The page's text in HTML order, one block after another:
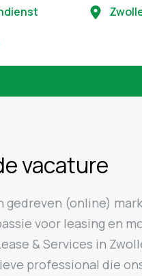
vacature
gedreven (online)
voor leasing en
& Services in
professional die